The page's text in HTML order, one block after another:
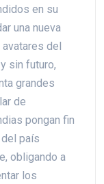
en su
una nueva
del
sin futuro,
grandes
de
pongan fin
país
obligando a
los